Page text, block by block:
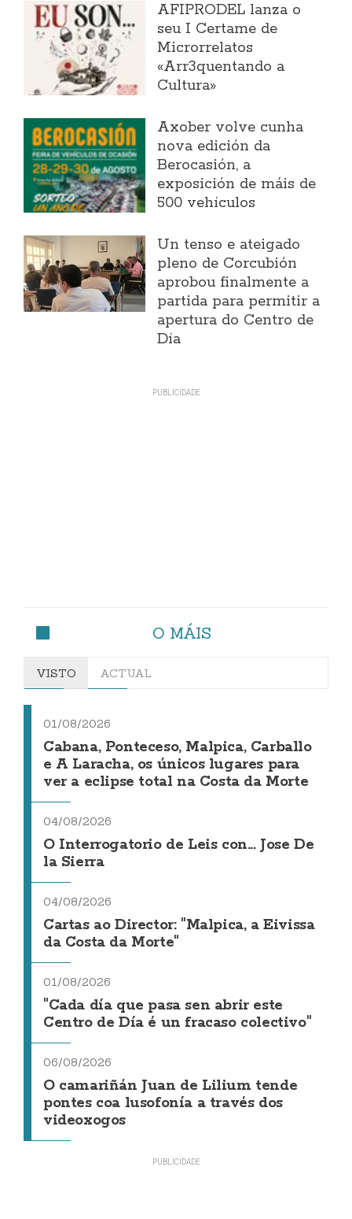
AFIPRODEL lanza o
seu I Certame de
Microrrelatos
«Arr3quentando a
Cultura»
Axober volve cunha
nova edición da
Berocasión, a
exposición de máis de
500 vehículos
Un tenso e ateigado
pleno de Corcubión
aprobou finalmente a
partida para permitir a
apertura do Centro de
Día
O MÁIS
VISTO ACTUAL
01/08/2026
Cabana, Ponteceso, Malpica, Carballo
e A Laracha, os únicos lugares para
ver a eclipse total na Costa da Morte
04/08/2026
O Interrogatorio de Leis con... Jose De
la Sierra
04/08/2026
Cartas ao Director: "Malpica, a Eivissa
da Costa da Morte"
01/08/2026
"Cada día que pasa sen abrir este
Centro de Día é un fracaso colectivo"
06/08/2026
O camariñán Juan de Lilium tende
pontes coa lusofonía a través dos
videoxogos